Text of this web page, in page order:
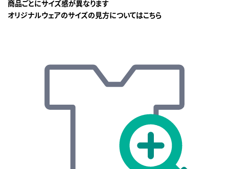
商品ごとにサイズ感が異なります
オリジナルウェアのサイズの見方についてはこちら